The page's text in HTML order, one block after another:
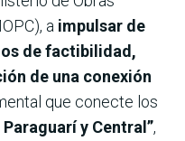
a impulsar de
de factibilidad,
de una conexión
que conecte los
y Central”,